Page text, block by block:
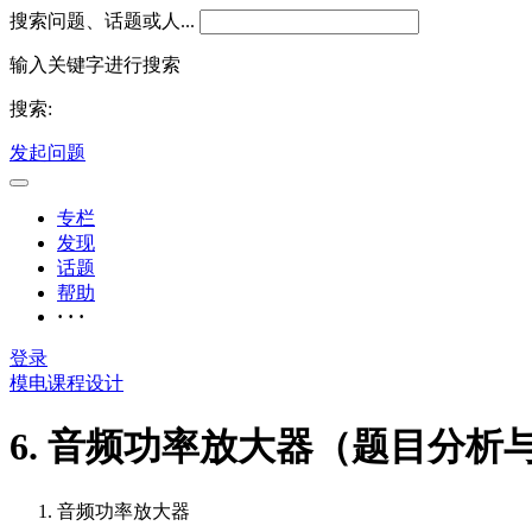
搜索问题、话题或人...
输入关键字进行搜索
搜索:
发起问题
专栏
发现
话题
帮助
· · ·
登录
模电课程设计
6. 音频功率放大器（题目分析
音频功率放大器